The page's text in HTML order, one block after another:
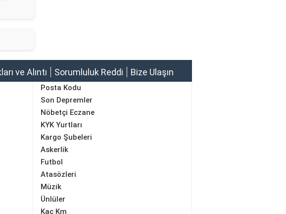
ve Alıntı Sorumluluk Reddi Bize Ulaşın
Posta Kodu
Son Depremler
Nöbetçi Eczane
KYK Yurtları
Kargo Şubeleri
Askerlik
Futbol
Atasözleri
Müzik
Ünlüler
Kaç Km